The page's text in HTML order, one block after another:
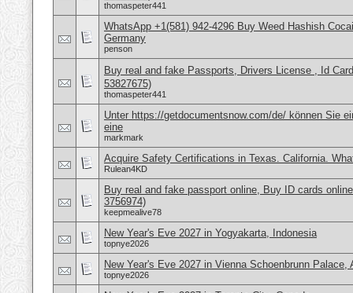
thomaspeter441
WhatsApp +1(581) 942-4296 Buy Weed Hashish
Germany
penson
Buy real and fake Passports, Drivers License , Id
53827675)
thomaspeter441
Unter https://getdocumentsnow.com/de/ können Sie
eine
markmark
Acquire Safety Certifications in Texas. California.
Rulean4KD
Buy real and fake passport online, Buy ID cards
3756974)
keepmealive78
New Year's Eve 2027 in Yogyakarta, Indonesia
topnye2026
New Year's Eve 2027 in Vienna Schoenbrunn Palace,
topnye2026